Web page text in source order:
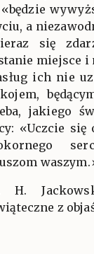
«będzie
a
się
miejsce
ich nie
jakiego
«Uczcie się
H.
z